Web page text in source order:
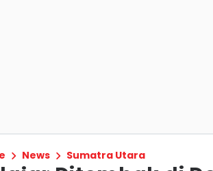
News Sumatra Utara